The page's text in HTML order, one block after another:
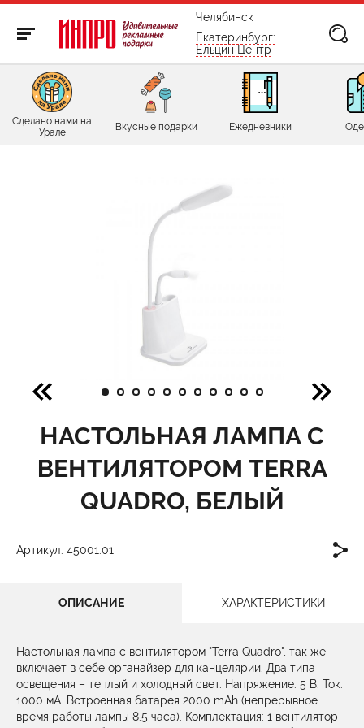
бесплатно по России
Челябинск
Екатеринбург:
Ельцин Центр
Сделано нами на
Урале
Вкусные подарки Ежедневники
НАСТОЛЬНАЯ ЛАМПА C
ВЕНТИЛЯТОРОМ TERRA
QUADRO, БЕЛЫЙ
Артикул: 45001.01
ОПИСАНИЕ ХАРАКТЕРИСТИКИ
Настольная лампа c вентилятором "Terra Quadro", так же
включает в себе органайзер для канцелярии. Два типа
освещения – теплый и холодный свет. Напряжение: 5 В. Ток:
1000 мА. Встроенная батарея 2000 mAh (непрерывное
время работы лампы 8.5 часа). Комплектация: 1 вентилятор